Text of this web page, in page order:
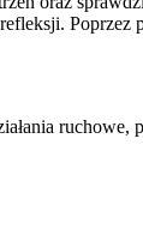
Poprzez